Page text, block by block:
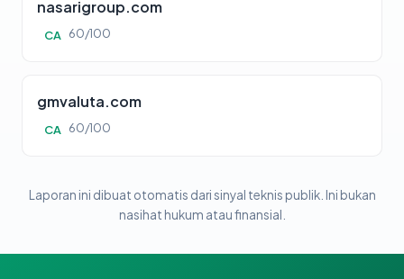
nasarigroup.com
CA 60/100
gmvaluta.com
CA 60/100
Laporan ini dibuat otomatis dari sinyal teknis publik. Ini bukan
nasihat hukum atau finansial.